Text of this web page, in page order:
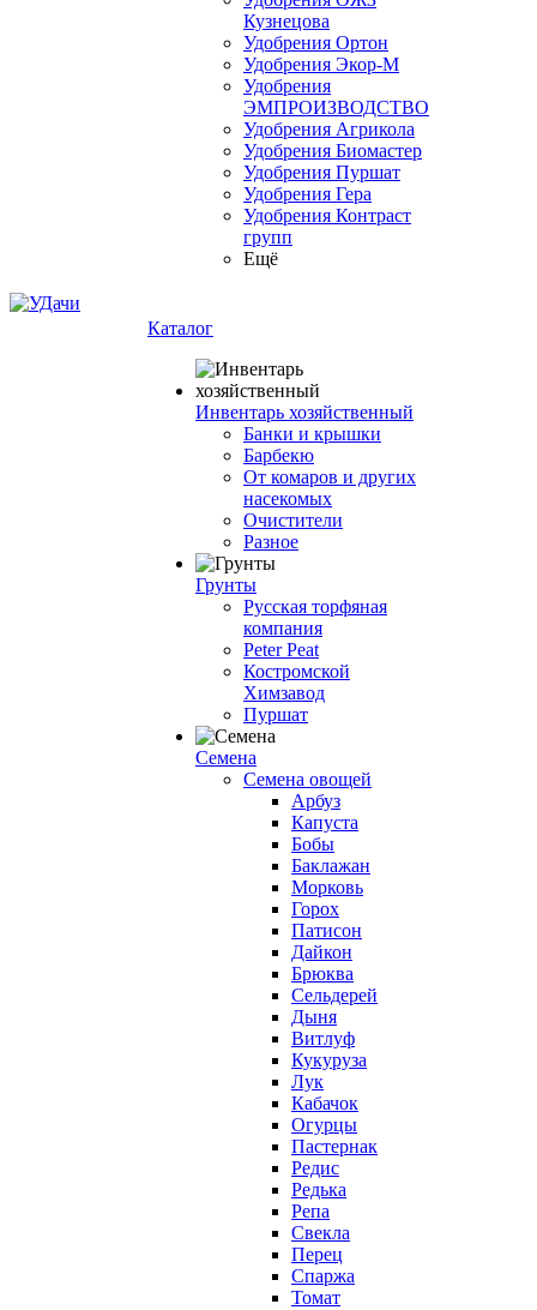
Кузнецова
Удобрения Ортон
Удобрения Экор-М
Удобрения
ЭМПРОИЗВОДСТВО
Удобрения Агрикола
Удобрения Биомастер
Удобрения Пуршат
Удобрения Гера
Удобрения Контраст
групп
Ещё
Каталог
Инвентарь хозяйственный
Банки и крышки
Барбекю
От комаров и других
насекомых
Очистители
Разное
Грунты
Русская торфяная
компания
Peter Peat
Костромской
Химзавод
Пуршат
Семена
Семена овощей
Арбуз
Капуста
Бобы
Баклажан
Морковь
Горох
Патисон
Дайкон
Брюква
Сельдерей
Дыня
Витлуф
Кукуруза
Лук
Кабачок
Огурцы
Пастернак
Редис
Редька
Репа
Свекла
Перец
Спаржа
Томат